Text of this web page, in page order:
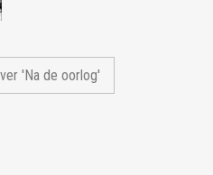
'Na de oorlog'